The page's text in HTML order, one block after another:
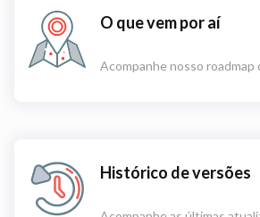
O que vem por aí
Acompanhe nosso roadmap
Histórico de versões